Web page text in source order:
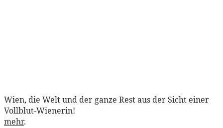
Wien, die Welt und der ganze Rest aus der Sicht einer
Vollblut-Wienerin!
mehr.